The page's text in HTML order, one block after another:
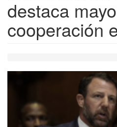
destaca
cooperación